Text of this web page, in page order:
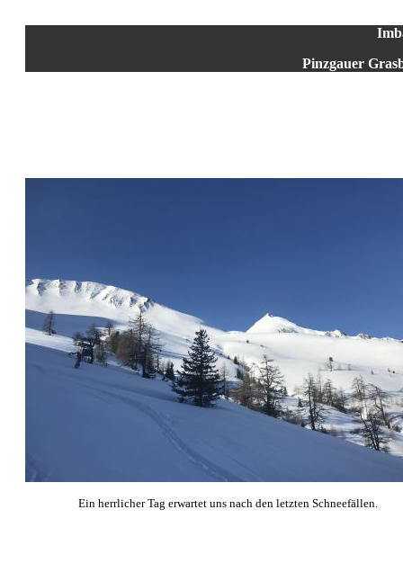
Pinzgauer
Ein herrlicher Tag erwartet uns nach den letzten Schneefällen.